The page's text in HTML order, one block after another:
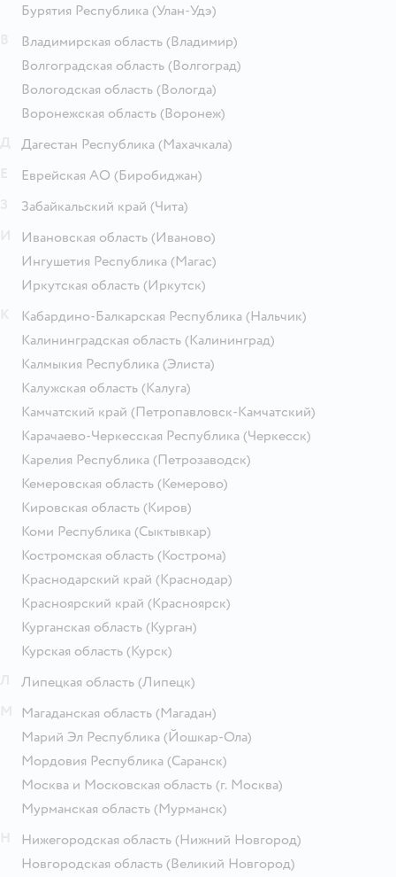
Бурятия Республика (Улан-Удэ)
Владимирская область (Владимир)
Волгоградская область (Волгоград)
Вологодская область (Вологда)
Воронежская область (Воронеж)
Дагестан Республика (Махачкала)
Еврейская АО (Биробиджан)
Забайкальский край (Чита)
Ивановская область (Иваново)
Ингушетия Республика (Магас)
Иркутская область (Иркутск)
Кабардино-Балкарская Республика (Нальчик)
Калининградская область (Калининград)
Калмыкия Республика (Элиста)
Калужская область (Калуга)
Камчатский край (Петропавловск-Камчатский)
Карачаево-Черкесская Республика (Черкесск)
Карелия Республика (Петрозаводск)
Кемеровская область (Кемерово)
Кировская область (Киров)
Коми Республика (Сыктывкар)
Костромская область (Кострома)
Краснодарский край (Краснодар)
Красноярский край (Красноярск)
Курганская область (Курган)
Курская область (Курск)
Липецкая область (Липецк)
Магаданская область (Магадан)
Марий Эл Республика (Йошкар-Ола)
Мордовия Республика (Саранск)
Москва и Московская область (г. Москва)
Мурманская область (Мурманск)
Нижегородская область (Нижний Новгород)
Новгородская область (Великий Новгород)